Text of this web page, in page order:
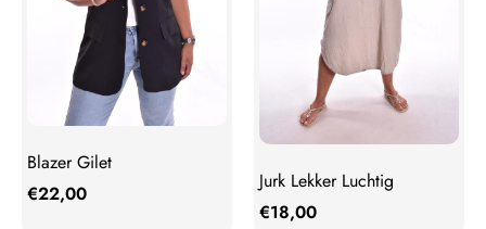
Blazer Gilet
€22,00
Jurk Lekker Luchtig
€18,00